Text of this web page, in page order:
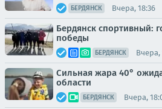
БЕРДЯНСК Вчера, 18:36
Бердянск спортивный:
победы
БЕРДЯНСК Вчера,
Сильная жара 40°
области
БЕРДЯНСК Вчера,